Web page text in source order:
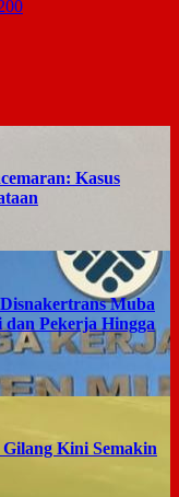
Kasus
Muba
dan Pekerja Hingga
Kini Semakin